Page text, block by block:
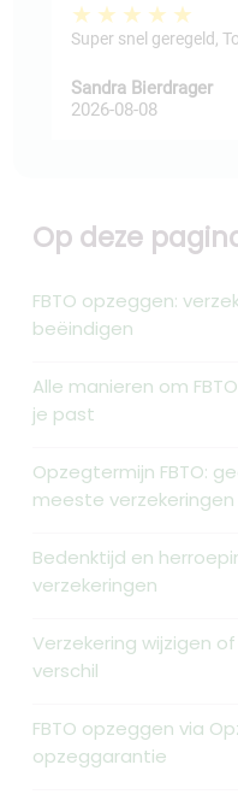
★★★★★
Super snel geregeld,
Sandra Bierdrager
2026-08-08
Op deze
FBTO opzeggen:
beëindigen
Alle manieren om
je past
Opzegtermijn FBTO:
meeste verzekeringen
Bedenktijd en
verzekeringen
Verzekering wijzigen
verschil
FBTO opzeggen via
opzeggarantie